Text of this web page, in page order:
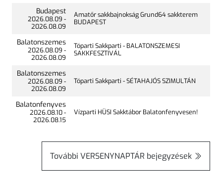
Budapest
2026.08.09 -
2026.08.09
Amatőr sakkbajnokság Grund64 sakkterem
BUDAPEST
Balatonszemes
2026.08.09 -
2026.08.09
Tóparti Sakkparti - BALATONSZEMESI
SAKKFESZTIVÁL
Balatonszemes
2026.08.09 -
2026.08.09
Tóparti Sakkparti - SÉTAHAJÓS SZIMULTÁN
Balatonfenyves
2026.08.10-
2026.08.15
Vízparti HÜSI Sakktábor Balatonfenyvesen!
További VERSENYNAPTÁR bejegyzések